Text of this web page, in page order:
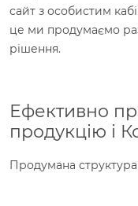
сайт з особистим
це ми продумаємо
рішення.
Ефективно
продукцію і
Продумана